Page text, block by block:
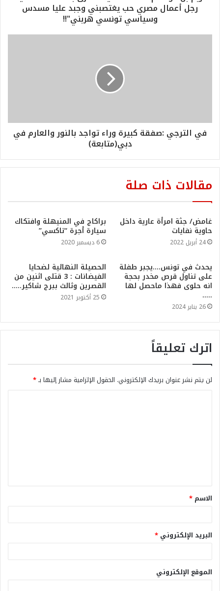
رجل أعمال مصري حب يغتصبني وجبد عليا مسدس
وسياسي تونسي هربني"!!
في الترجي :صفقة كبيرة وراء تواجد بالنور والعارم في
دبي(متابعة)
مقالات ذات صلة
غامض/ جثة امرأة عارية داخل
حاوية نفايات
24 أبريل 2022
براكاج في المنيهلة وافتكاك
سيارة أجرة “تاكسي”
6 ديسمبر 2020
يحدث في تونس….يجبر طفلة
على تناول قرص مخدر بحجة
انه حلوى فهذا ماحصل لها
…..
26 يناير 2024
الحصيلة النهائية لضحايا
الفيضانات : 3 قتلى اثنين من
القصرين وثالث ببرج شاكير…..
25 أكتوبر 2021
اترك تعليقاً
لن يتم نشر عنوان بريدك الإلكتروني. الحقول الإلزامية مشار إليها بـ*
الاسم *
البريد الإلكتروني *
الموقع الإلكتروني